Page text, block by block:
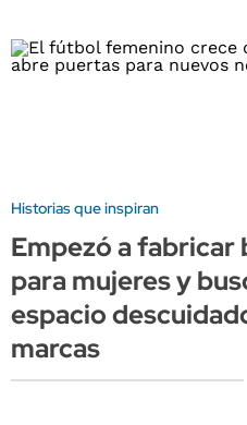
Historias que inspiran
Empezó a
para mujeres y
espacio
marcas